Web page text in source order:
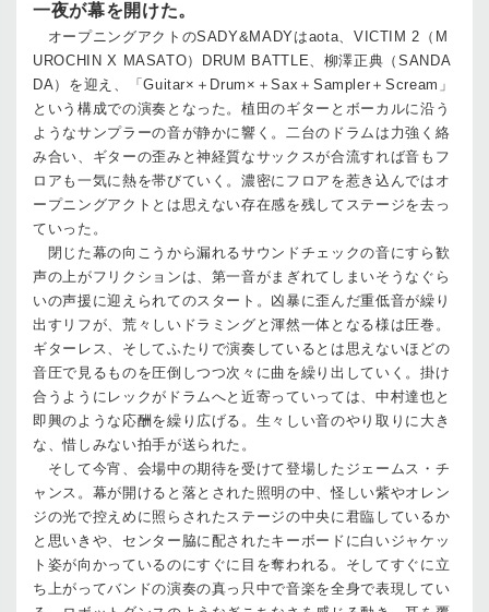
一夜が幕を開けた。
オープニングアクトのSADY&MADYはaota、VICTIM 2（M
UROCHIN X MASATO）DRUM BATTLE、柳澤正典（SANDA
DA）を迎え、「Guitar×＋Drum×＋Sax＋Sampler＋Scream」
という構成での演奏となった。植田のギターとボーカルに沿う
ようなサンプラーの音が静かに響く。二台のドラムは力強く絡
み合い、ギターの歪みと神経質なサックスが合流すれば音もフ
ロアも一気に熱を帯びていく。濃密にフロアを惹き込んではオ
ープニングアクトとは思えない存在感を残してステージを去っ
ていった。
閉じた幕の向こうから漏れるサウンドチェックの音にすら歓
声の上がフリクションは、第一音がまぎれてしまいそうなぐら
いの声援に迎えられてのスタート。凶暴に歪んだ重低音が繰り
出すリフが、荒々しいドラミングと渾然一体となる様は圧巻。
ギターレス、そしてふたりで演奏しているとは思えないほどの
音圧で見るものを圧倒しつつ次々に曲を繰り出していく。掛け
合うようにレックがドラムへと近寄っていっては、中村達也と
即興のような応酬を繰り広げる。生々しい音のやり取りに大き
な、惜しみない拍手が送られた。
そして今宵、会場中の期待を受けて登場したジェームス・チ
ャンス。幕が開けると落とされた照明の中、怪しい紫やオレン
ジの光で控えめに照らされたステージの中央に君臨しているか
と思いきや、センター脇に配されたキーボードに白いジャケッ
ト姿が向かっているのにすぐに目を奪われる。そしてすぐに立
ち上がってバンドの演奏の真っ只中で音楽を全身で表現してい